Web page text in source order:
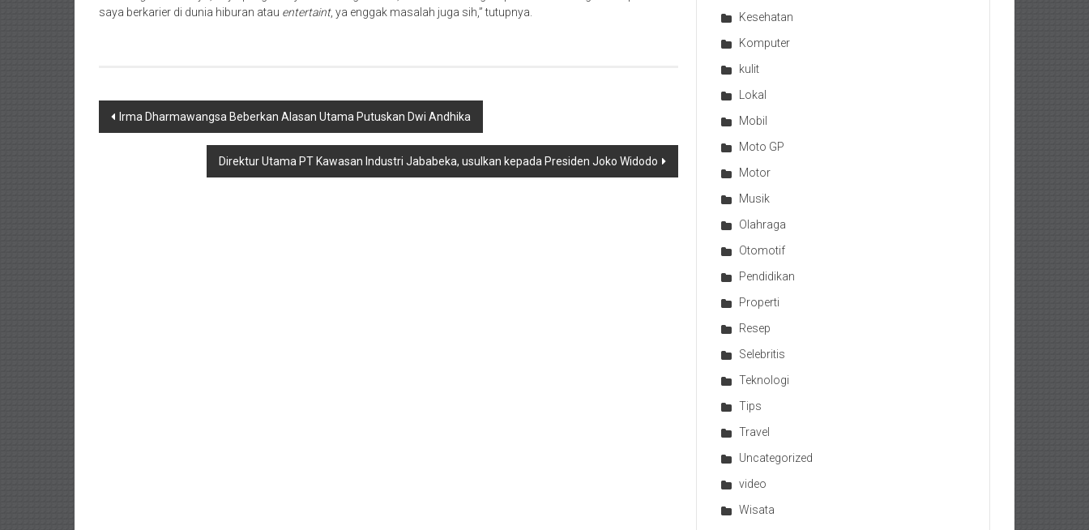
saya berkarier di dunia hiburan atau entertaint, ya enggak masalah juga sih,” tutupnya.
Navigasi
Irma Dharmawangsa Beberkan Alasan Utama Putuskan Dwi Andhika
Direktur Utama PT Kawasan Industri Jababeka, usulkan kepada Presiden Joko Widodo
Kesehatan
Komputer
kulit
Lokal
Mobil
Moto GP
Motor
Musik
Olahraga
Otomotif
Pendidikan
Properti
Resep
Selebritis
Teknologi
Tips
Travel
Uncategorized
video
Wisata